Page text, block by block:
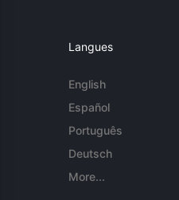
Langues
English
Español
Português
Deutsch
More...